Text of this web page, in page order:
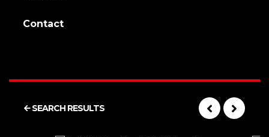
Contact
SEARCH RESULTS